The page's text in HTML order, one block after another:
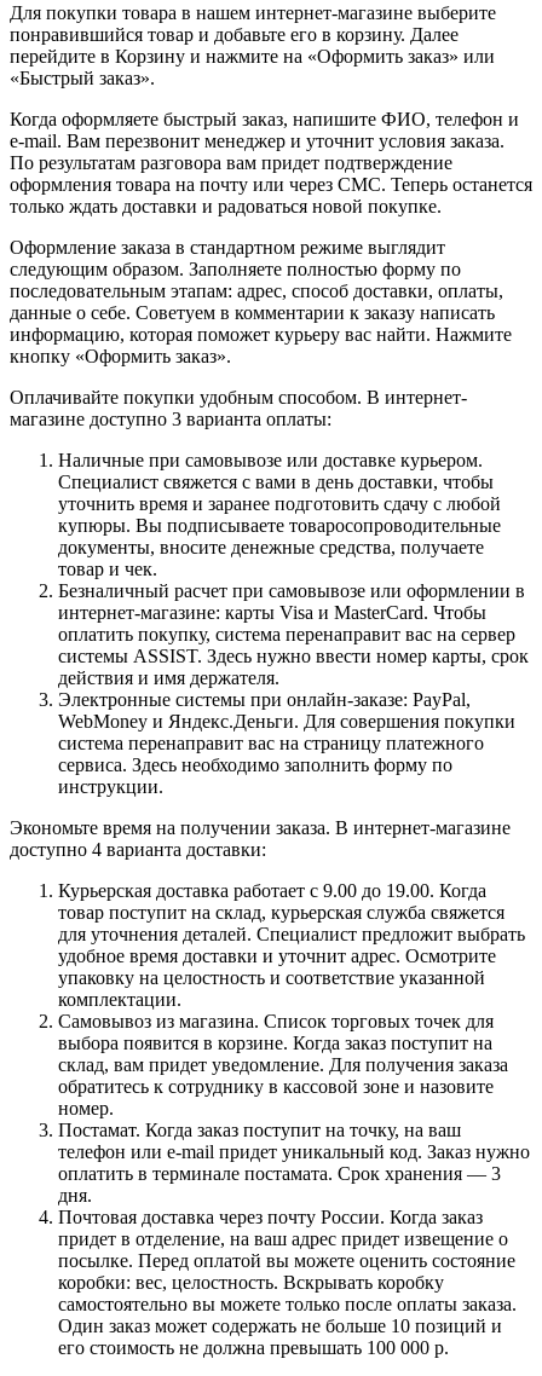
Для покупки товара в нашем интернет-магазине выберите
понравившийся товар и добавьте его в корзину. Далее
перейдите в Корзину и нажмите на «Оформить заказ» или
«Быстрый заказ».
Когда оформляете быстрый заказ, напишите ФИО, телефон и
e-mail. Вам перезвонит менеджер и уточнит условия заказа.
По результатам разговора вам придет подтверждение
оформления товара на почту или через СМС. Теперь останется
только ждать доставки и радоваться новой покупке.
Оформление заказа в стандартном режиме выглядит
следующим образом. Заполняете полностью форму по
последовательным этапам: адрес, способ доставки, оплаты,
данные о себе. Советуем в комментарии к заказу написать
информацию, которая поможет курьеру вас найти. Нажмите
кнопку «Оформить заказ».
Оплачивайте покупки удобным способом. В интернет-
магазине доступно 3 варианта оплаты:
Наличные при самовывозе или доставке курьером.
Специалист свяжется с вами в день доставки, чтобы
уточнить время и заранее подготовить сдачу с любой
купюры. Вы подписываете товаросопроводительные
документы, вносите денежные средства, получаете
товар и чек.
Безналичный расчет при самовывозе или оформлении в
интернет-магазине: карты Visa и MasterCard. Чтобы
оплатить покупку, система перенаправит вас на сервер
системы ASSIST. Здесь нужно ввести номер карты, срок
действия и имя держателя.
Электронные системы при онлайн-заказе: PayPal,
WebMoney и Яндекс.Деньги. Для совершения покупки
система перенаправит вас на страницу платежного
сервиса. Здесь необходимо заполнить форму по
инструкции.
Экономьте время на получении заказа. В интернет-магазине
доступно 4 варианта доставки:
Курьерская доставка работает с 9.00 до 19.00. Когда
товар поступит на склад, курьерская служба свяжется
для уточнения деталей. Специалист предложит выбрать
удобное время доставки и уточнит адрес. Осмотрите
упаковку на целостность и соответствие указанной
комплектации.
Самовывоз из магазина. Список торговых точек для
выбора появится в корзине. Когда заказ поступит на
склад, вам придет уведомление. Для получения заказа
обратитесь к сотруднику в кассовой зоне и назовите
номер.
Постамат. Когда заказ поступит на точку, на ваш
телефон или e-mail придет уникальный код. Заказ нужно
оплатить в терминале постамата. Срок хранения — 3
дня.
Почтовая доставка через почту России. Когда заказ
придет в отделение, на ваш адрес придет извещение о
посылке. Перед оплатой вы можете оценить состояние
коробки: вес, целостность. Вскрывать коробку
самостоятельно вы можете только после оплаты заказа.
Один заказ может содержать не больше 10 позиций и
его стоимость не должна превышать 100 000 р.